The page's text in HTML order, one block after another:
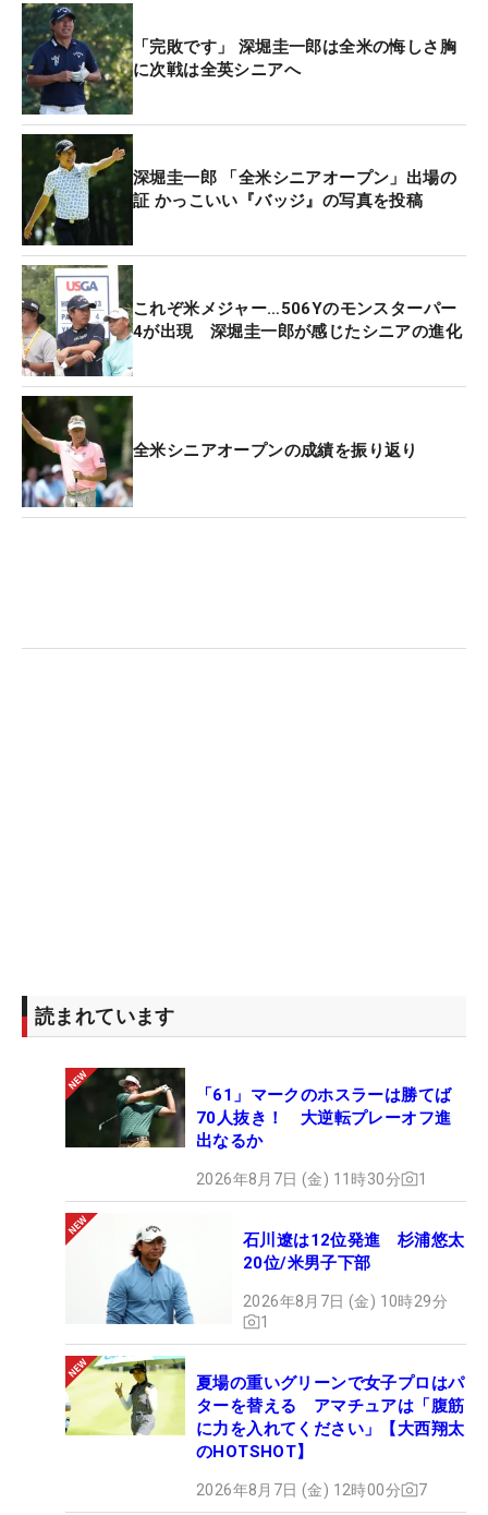
「完敗です」 深堀圭一郎は全米の悔しさ胸
に次戦は全英シニアへ
深堀圭一郎 「全米シニアオープン」出場の
証 かっこいい『バッジ』の写真を投稿
これぞ米メジャー…506Yのモンスターパー
4が出現 深堀圭一郎が感じたシニアの進化
全米シニアオープンの成績を振り返り
読まれています
「61」マークのホスラーは勝てば
70人抜き！ 大逆転プレーオフ進
出なるか
2026年8月7日 (金) 11時30分 1
石川遼は12位発進 杉浦悠太
20位/米男子下部
2026年8月7日 (金) 10時29分
1
夏場の重いグリーンで女子プロはパ
ターを替える アマチュアは「腹筋
に力を入れてください」【大西翔太
のHOTSHOT】
2026年8月7日 (金) 12時00分 7